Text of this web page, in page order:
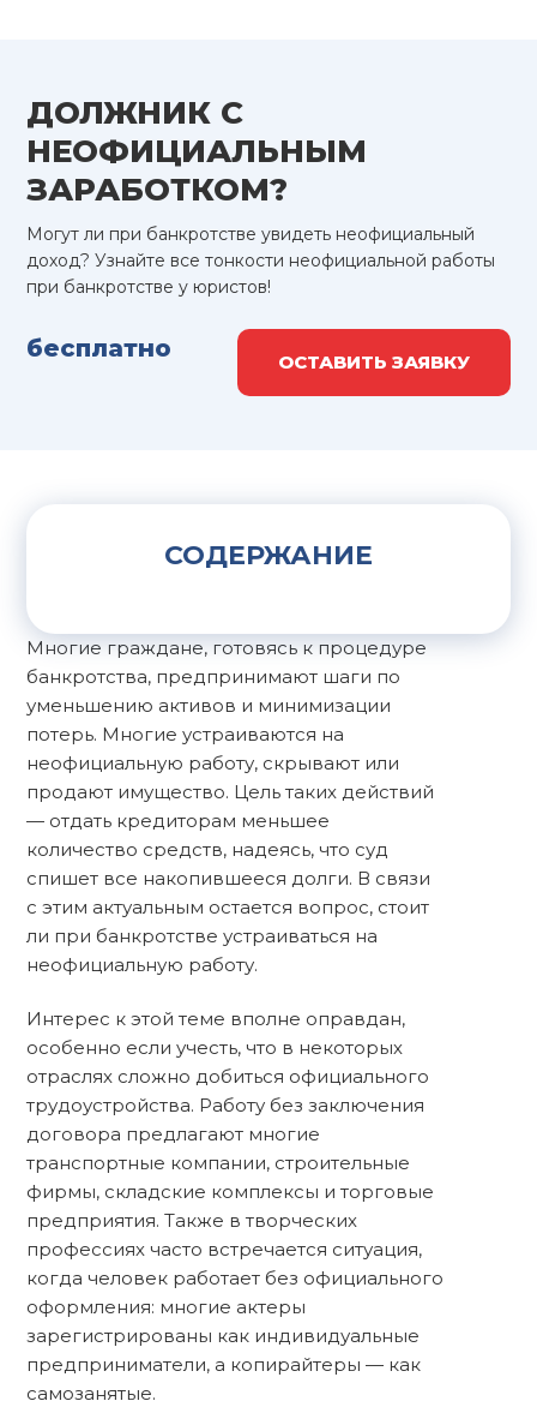
ДОЛЖНИК С
НЕОФИЦИАЛЬНЫМ
ЗАРАБОТКОМ?
Могут ли при банкротстве увидеть неофициальный
доход? Узнайте все тонкости неофициальной работы
при банкротстве у юристов!
бесплатно ОСТАВИТЬ ЗАЯВКУ
Многие граждане, готовясь к процедуре
банкротства, предпринимают шаги по
уменьшению активов и минимизации
потерь. Многие устраиваются на
неофициальную работу, скрывают или
продают имущество. Цель таких действий
— отдать кредиторам меньшее
количество средств, надеясь, что суд
спишет все накопившееся долги. В связи
с этим актуальным остается вопрос, стоит
ли при банкротстве устраиваться на
неофициальную работу.
Интерес к этой теме вполне оправдан,
особенно если учесть, что в некоторых
отраслях сложно добиться официального
трудоустройства. Работу без заключения
договора предлагают многие
транспортные компании, строительные
фирмы, складские комплексы и торговые
предприятия. Также в творческих
профессиях часто встречается ситуация,
когда человек работает без официального
оформления: многие актеры
зарегистрированы как индивидуальные
предприниматели, а копирайтеры — как
самозанятые.
СОДЕРЖАНИЕ